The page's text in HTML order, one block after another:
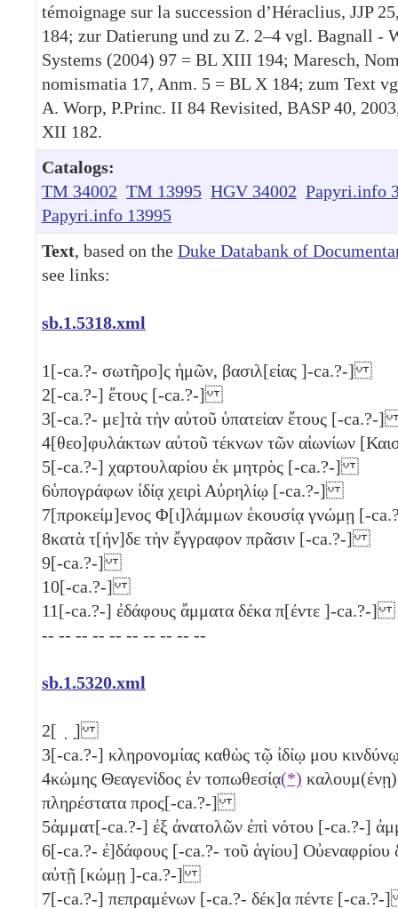
témoignage sur la succession d’Héraclius, JJP
184; zur Datierung und zu Z. 2–4 vgl. Bagnall -
Systems (2004) 97 = BL XIII 194; Maresch,
nomismatia 17, Anm. 5 = BL X 184; zum Text
A. Worp, P.Princ. II 84 Revisited, BASP 40,
XII 182.
Catalogs:
TM 34002 TM 13995 HGV 34002 Papyri.info
Papyri.info 13995
Text, based on the Duke Databank of
see links:
sb.1.5318.xml
1[-ca.?- σωτῆρο]ς ἡμῶν, βασιλ[είας ]-ca.?-]
2[-ca.?-] ἔτους [-ca.?-]
3[-ca.?- με]τὰ τὴν αὐτοῦ ὑπατείαν ἔτους [-
4[θεο]φυλάκτων αὐτοῦ τέκνων τῶν αἰωνίων
5[-ca.?-] χαρτουλαρίου ἐκ μητρὸς [-ca.?-]
6ὑπογράφων ἰδίᾳ χειρὶ Αὐρηλίῳ [-ca.?-]
7[προκείμ]ενος Φ[ι]λάμμων ἑκουσίᾳ γνώμῃ [-
8κατὰ τ[ήν]δε τὴν ἔγγραφον πρᾶσιν [-ca.?-]
9[-ca.?-]
10[-ca.?-]
11[-ca.?-] ἐδάφους ἄμματα δέκα π[έντε ]-ca.?-]
-- -- -- -- -- -- -- -- -- --
sb.1.5320.xml
2[ ̣ ̣]
3[-ca.?-] κληρονομίας καθὼς τῷ ἰδίῳ μου
4κώμης Θεαγενίδος ἐν τοπωθεσίᾳ(*)
πληρέστατα προς[-ca.?-]
5ἀμματ[-ca.?-] ἐξ ἀνατολῶν ἐπὶ νότου [-ca.?-]
6[-ca.?- ἐ]δάφους [-ca.?- τοῦ ἁγίου] Οὐεναφρίου
αὐτῇ [κώμῃ ]-ca.?-]
7[-ca.?-] πεπραμένων [-ca.?- δέκ]α πέντε [-